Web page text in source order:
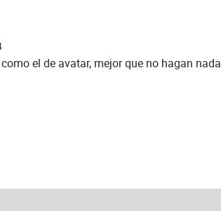
el de avatar, mejor que no hagan nada